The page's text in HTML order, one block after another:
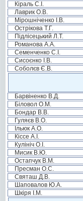
Кіраль С.І.
Лаврик О.В.
Мірошніченко І.В.
Острікова Т.Г.
Підлісецький Л.Т.
Романова А.А.
Семенченко С.І.
Сисоєнко І.В.
Соболєв Є.В.
Барвіненко В.Д.
Біловол О.М.
Бондар В.В.
Гуляєв В.О.
Ільюк А.О.
Кіссе А.І.
Кулініч О.І.
Мисик В.Ю.
Остапчук В.М.
Пресман О.С.
Святаш Д.В.
Шаповалов Ю.А.
Шкіря І.М.